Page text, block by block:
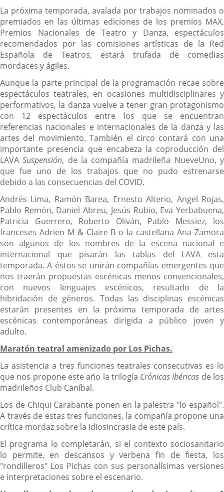
La próxima temporada, avalada por trabajos nominados o
premiados en las últimas ediciones de los premios MAX,
Premios Nacionales de Teatro y Danza, espectáculos
recomendados por las comisiones artísticas de la Red
Española de Teatros, estará trufada de comedias
mordaces y ágiles.
Aunque la parte principal de la programación recae sobre
espectáculos teatrales, en ocasiones multidisciplinares y
performativos, la danza vuelve a tener gran protagonismo
con 12 espectáculos entre los que se encuentran
referencias nacionales e internacionales de la danza y las
artes del movimiento. También el circo contará con una
importante presencia que encabeza la coproducción del
LAVASuspensión, de la compañía madrileña NueveUno, y
que fue uno de los trabajos que no pudo estrenarse
debido a las consecuencias del COVID.
Andrés Lima, Ramón Barea, Ernesto Alterio, Angel Rojas,
Pablo Remón, Daniel Abreu, Jesús Rubio, Eva Yerbabuena,
Patricia Guerrero, Roberto Oliván, Pablo Messiez, los
franceses Adrien M & Claire B o la castellana Ana Zamora
son algunos de los nombres de la escena nacional e
internacional que pisarán las tablas del LAVA esta
temporada. A éstos se unirán compañías emergentes que
nos traerán propuestas escénicas menos convencionales,
con nuevos lenguajes escénicos, resultado de la
hibridación de géneros. Todas las disciplinas escénicas
estarán presentes en la próxima temporada de artes
escénicas contemporáneas dirigida a público joven y
adulto.
Maratón teatral amenizado por Los Pichas.
La asistencia a tres funciones teatrales consecutivas es lo
que nos propone este año la trilogía Crónicas Ibéricas de los
madrileños Club Caníbal.
Los de Chiqui Carabante ponen en la palestra "lo español".
A través de estas tres funciones, la compañía propone una
crítica mordaz sobre la idiosincrasia de este país.
El programa lo completarán, si el contexto sociosanitario
lo permite, en descansos y verbena fin de fiesta, los
"rondilleros" Los Pichas con sus personalísimas versiones
e interpretaciones sobre el escenario.